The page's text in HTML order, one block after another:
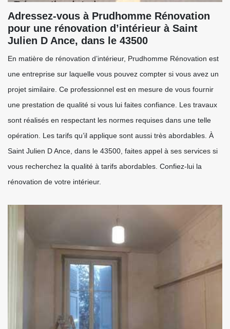
Adressez-vous à Prudhomme Rénovation
pour une rénovation d’intérieur à Saint
Julien D Ance, dans le 43500
En matière de rénovation d’intérieur, Prudhomme Rénovation est
une entreprise sur laquelle vous pouvez compter si vous avez un
projet similaire. Ce professionnel est en mesure de vous fournir
une prestation de qualité si vous lui faites confiance. Les travaux
sont réalisés en respectant les normes requises dans une telle
opération. Les tarifs qu’il applique sont aussi très abordables. À
Saint Julien D Ance, dans le 43500, faites appel à ses services si
vous recherchez la qualité à tarifs abordables. Confiez-lui la
rénovation de votre intérieur.